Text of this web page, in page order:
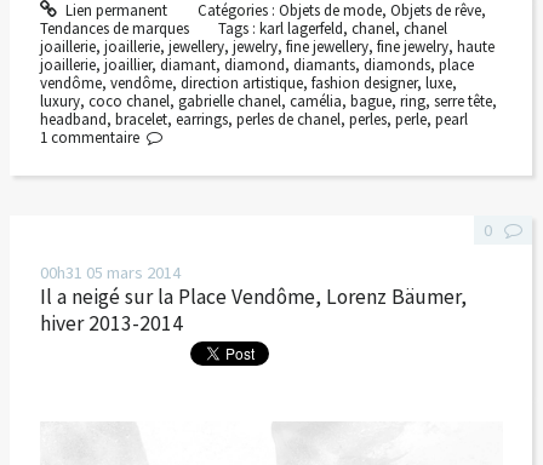
Lien permanent Catégories : Objets de mode, Objets de rêve,
Tendances de marques
Tags :karl lagerfeld,chanel,chanel
joaillerie, joaillerie, jewellery, jewelry, fine jewellery, fine jewelry, haute
joaillerie, joaillier, diamant, diamond, diamants, diamonds, place
vendôme, vendôme, direction artistique, fashion designer, luxe,
luxury, coco chanel, gabrielle chanel, camélia, bague, ring, serre tête,
headband, bracelet, earrings, perles de chanel, perles, perle, pearl
1 commentaire
00h31 05 mars 2014
Il a neigé sur la Place Vendôme, Lorenz Bäumer,
hiver 2013-2014
0